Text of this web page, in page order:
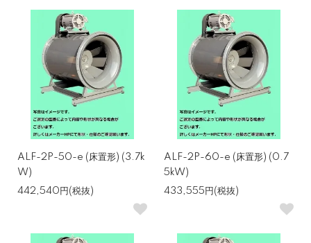
ALF-2P-50-e (床置形) (3.7k
W)
442,540円(税抜)
ALF-2P-60-e (床置形) (0.7
5kW)
433,555円(税抜)